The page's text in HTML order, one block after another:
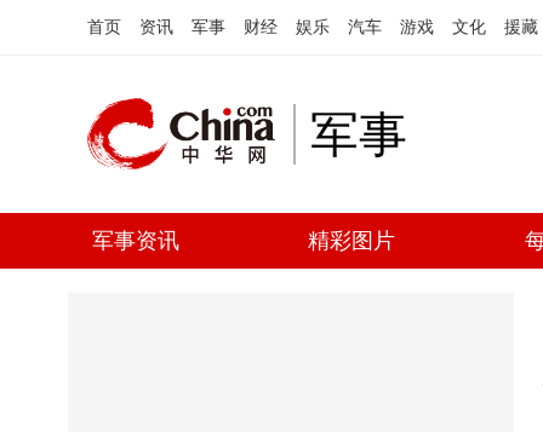
首页 资讯 军事 财经 娱乐 汽车 游戏 文化 援藏
军事
军事资讯 精彩图片